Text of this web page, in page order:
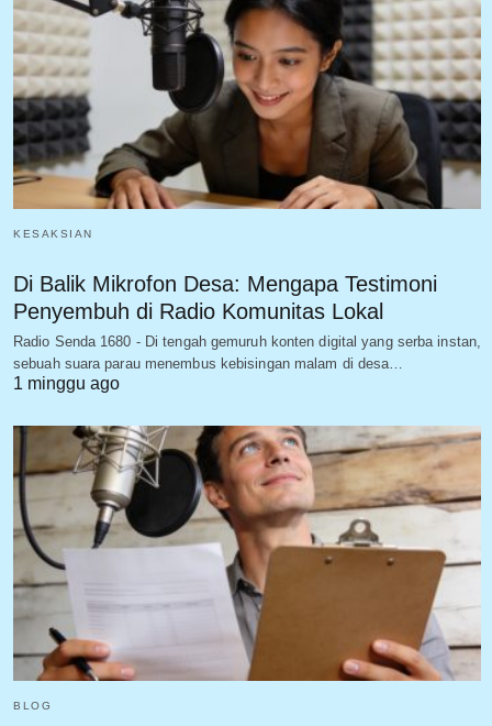
KESAKSIAN
Di Balik Mikrofon Desa: Mengapa Testimoni
Penyembuh di Radio Komunitas Lokal
Radio Senda 1680 - Di tengah gemuruh konten digital yang serba instan,
sebuah suara parau menembus kebisingan malam di desa…
1 minggu ago
BLOG